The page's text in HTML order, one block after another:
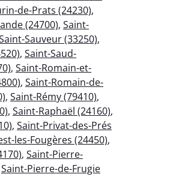
de-Prats (24230),
(24700), Saint-
Sauveur (33250),
, Saint-Saud-
, Saint-Romain-et-
, Saint-Romain-de-
, Saint-Rémy (79410),
, Saint-Raphaël (24160),
, Saint-Privat-des-Prés
les-Fougères (24450),
, Saint-Pierre-
Saint-Pierre-de-Frugie